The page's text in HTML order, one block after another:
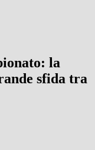
la
sfida tra